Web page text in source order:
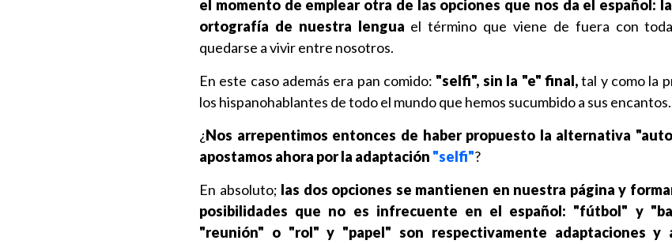
el momento de emplear otra de las opciones que nos da el español:
ortografía de nuestra lengua el término que viene de fuera con
quedarse a vivir entre nosotros.
En este caso además era pan comido: "selfi", sin la "e" final,tal y como la
los hispanohablantes de todo el mundo que hemos sucumbido a sus encantos.
¿Nos arrepentimos entonces de haber propuesto la alternativa
apostamos ahora por la adaptación "selfi"?
En absoluto; las dos opciones se mantienen en nuestra página y
posibilidades que no es infrecuente en el español: "fútbol" y
"reunión" o "rol" y "papel" son respectivamente adaptaciones y